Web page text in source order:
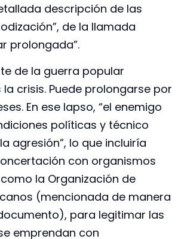
descripción de las
de la llamada
prolongada”.
de la guerra popular
crisis. Puede prolongarse por
En ese lapso, “el enemigo
políticas y técnico
agresión”, lo que incluiría
con organismos
la Organización de
(mencionada de manera
para legitimar las
emprendan con